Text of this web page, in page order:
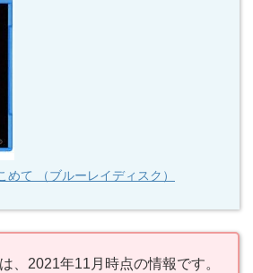
て （ブルーレイディスク）
、2021年11月時点の情報です。